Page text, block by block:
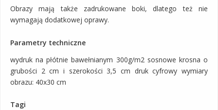
Obrazy mają także zadrukowane boki, dlatego też nie
wymagają dodatkowej oprawy.
Parametry techniczne
wydruk na płótnie bawełnianym 300g/m2 sosnowe krosna o
grubości 2 cm i szerokości 3,5 cm druk cyfrowy wymiary
obrazu: 40x30 cm
Tagi